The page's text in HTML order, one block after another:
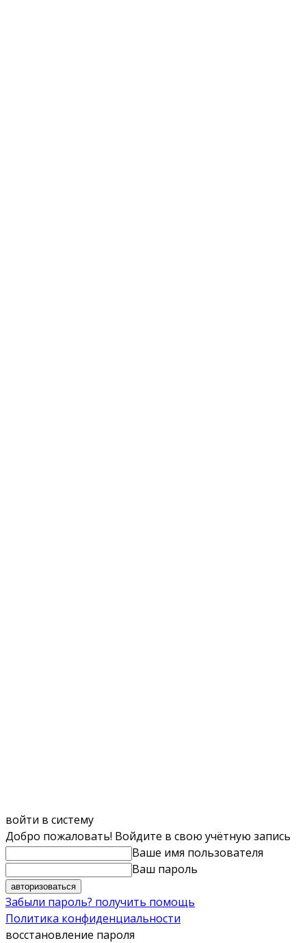
войти в систему
Добро пожаловать! Войдите в свою учётную запись
Ваше имя пользователя
Ваш пароль
Забыли пароль? получить помощь
Политика конфиденциальности
восстановление пароля